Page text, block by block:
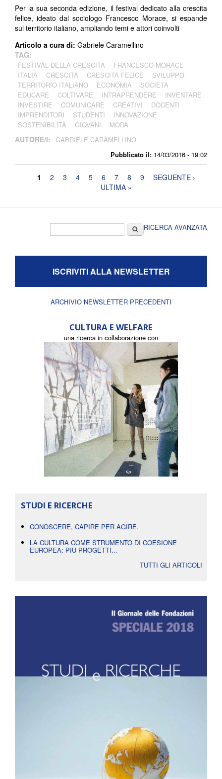
Pubblicato il: 14/03/2016 - 19:02
Per la sua seconda edizione, il festival dedicato alla crescita
felice, ideato dal sociologo Francesco Morace, si espande
sul territorio italiano, ampliando temi e attori coinvolti
Articolo a cura di: Gabriele Caramellino
TAG:
FESTIVAL DELLA CRESCITA
FRANCESCO MORACE
ITALIA
CRESCITA CRESCITA FELICE
SVILUPPO
TERRITORIO ITALIANO
ECONOMIA
SOCIETÀ
EDUCARE
COLTIVARE INTRAPRENDERE
INVENTARE
INVESTIRE
COMUNICARE CREATIVI
DOCENTI
IMPRENDITORI
STUDENTI
INNOVAZIONE
SOSTENIBILITÀ
GIOVANI MODA
AUTORE/I: GABRIELE CARAMELLINO
Pagine
1 2 3 4 5 6 7 8 9
SEGUENTE ›
ULTIMA »
CercaRICERCA AVANZATA
ISCRIVITI ALLA NEWSLETTER
ARCHIVIO NEWSLETTER PRECEDENTI
CULTURA E WELFARE
una ricerca in collaborazione con
STUDI E RICERCHE
CONOSCERE, CAPIRE PER AGIRE.
LA CULTURA COME STRUMENTO DI COESIONE
EUROPEA: PIÙ PROGETTI...
TUTTI GLI ARTICOLI